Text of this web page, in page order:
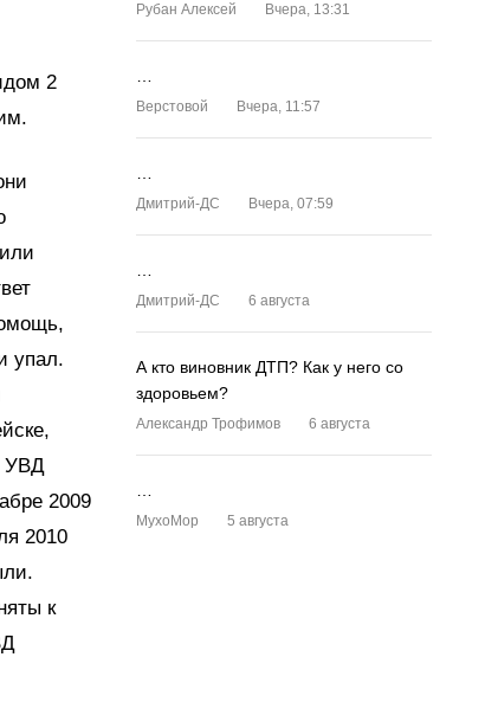
2
упал.
УВД
2009
2010
к
Рубан Алексей Вчера, 13:31
Верстовой Вчера, 11:57
Дмитрий-ДС Вчера, 07:59
Дмитрий-ДС 6 августа
А кто виновник ДТП? Как у него со
здоровьем?
Александр Трофимов 6 августа
MyxoMop 5 августа